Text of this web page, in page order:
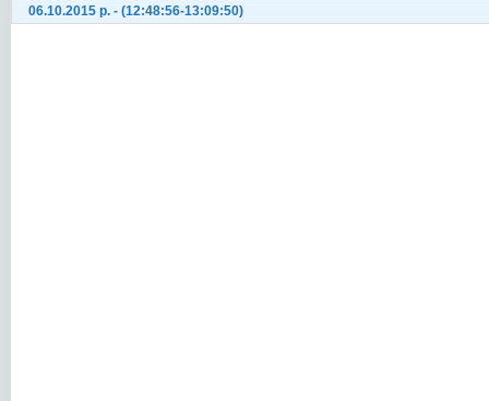
06.10.2015 р. - (12:48:56-13:09:50)